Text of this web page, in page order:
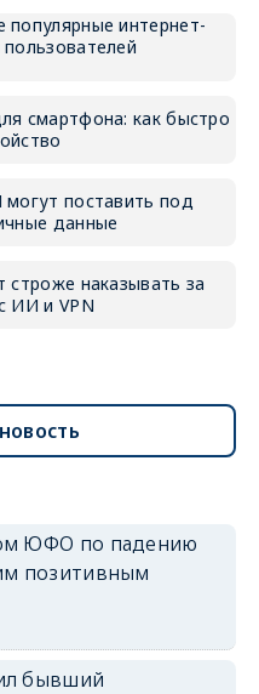
популярные интернет-
смартфона: как быстро
поставить под
данные
строже наказывать за
ИИ и VPN
ЮФО по падению
позитивным
бывший